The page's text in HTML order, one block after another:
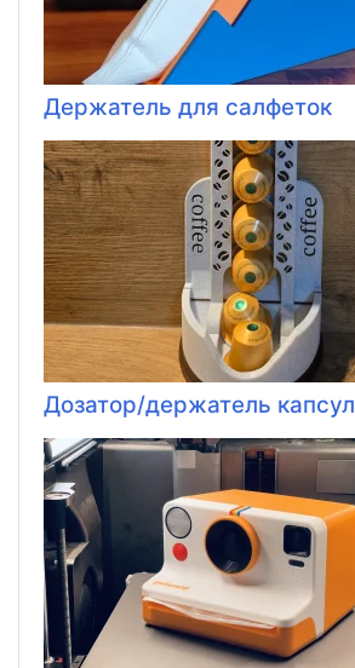
Держатель для салфеток
Дозатор/держатель капсул